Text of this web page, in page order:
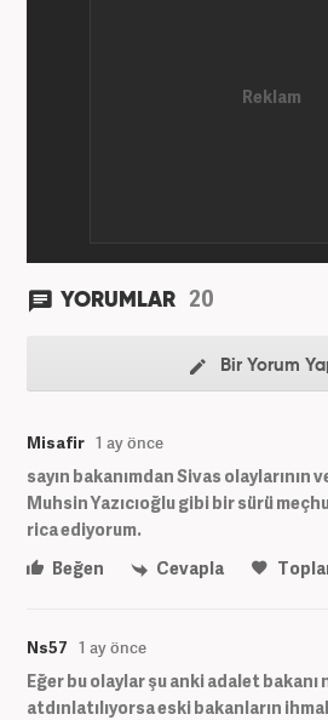
YORUMLAR 20
Bir Yorum
Misafir 1 ay önce
sayın bakanımdan Sivas olaylarının
Muhsin Yazıcıoğlu gibi bir sürü
rica ediyorum.
Beğen
Cevapla
Ns57 1 ay önce
Eğer bu olaylar şu anki adalet bakanı
atdınlatılıyorsa eski bakanların